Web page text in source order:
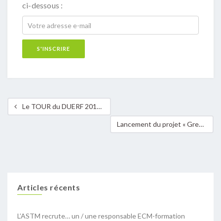
ci-dessous :
Le TOUR du DUERF 2019 bat tous les records
Lancement du projet « Green Events »
Articles récents
L’ASTM recrute… un / une responsable ECM-formation